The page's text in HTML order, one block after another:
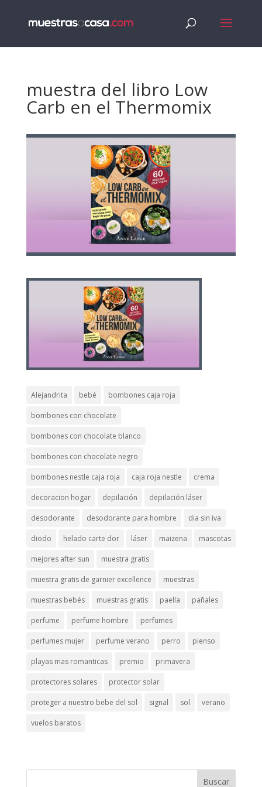
muestra del libro Low
Carb en el Thermomix
Alejandrita bebé bombones caja roja
bombones con chocolate
bombones con chocolate blanco
bombones con chocolate negro
bombones nestle caja roja caja roja nestle crema
decoracion hogar depilación depilación láser
desodorante desodorante para hombre dia sin iva
diodo helado carte dor láser maizena mascotas
mejores after sun muestra gratis
muestra gratis de garnier excellence muestras
muestras bebés muestras gratis paella pañales
perfume perfume hombre perfumes
perfumes mujer perfume verano perro pienso
playas mas romanticas premio primavera
protectores solares protector solar
proteger a nuestro bebe del sol signal sol verano
vuelos baratos